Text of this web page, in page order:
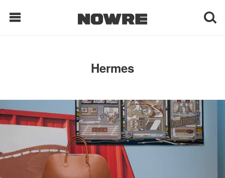
每日鲜榨
现客视点
每日栏目
时 尚
球 鞋
Hermes